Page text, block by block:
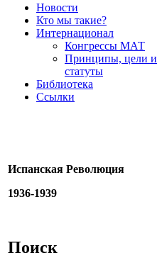
Новости
Кто мы такие?
Интернационал
Конгрессы МАТ
Принципы, цели и
статуты
Библиотека
Ссылки
Испанская Революция
1936-1939
Поиск